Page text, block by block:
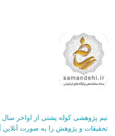
تحقیقات و پژوهش را به صورت